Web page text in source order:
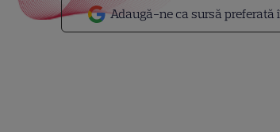
Adaugă-ne ca sursă preferată